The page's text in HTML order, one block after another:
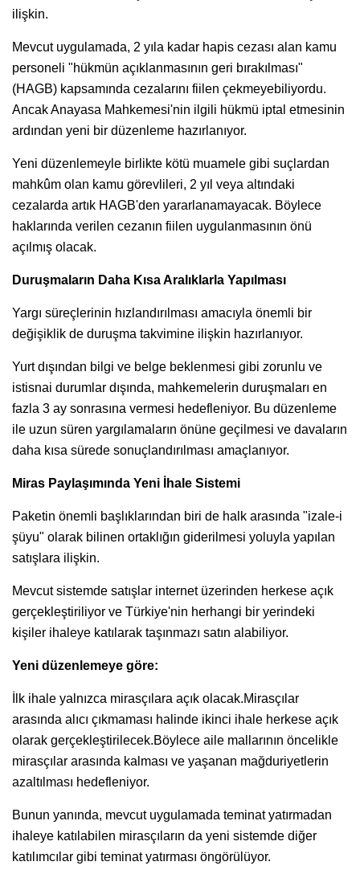
ilişkin.
Mevcut uygulamada, 2 yıla kadar hapis cezası alan kamu
personeli "hükmün açıklanmasının geri bırakılması"
(HAGB) kapsamında cezalarını fiilen çekmeyebiliyordu.
Ancak Anayasa Mahkemesi'nin ilgili hükmü iptal etmesinin
ardından yeni bir düzenleme hazırlanıyor.
Yeni düzenlemeyle birlikte kötü muamele gibi suçlardan
mahkûm olan kamu görevlileri, 2 yıl veya altındaki
cezalarda artık HAGB'den yararlanamayacak. Böylece
haklarında verilen cezanın fiilen uygulanmasının önü
açılmış olacak.
Duruşmaların Daha Kısa Aralıklarla Yapılması
Yargı süreçlerinin hızlandırılması amacıyla önemli bir
değişiklik de duruşma takvimine ilişkin hazırlanıyor.
Yurt dışından bilgi ve belge beklenmesi gibi zorunlu ve
istisnai durumlar dışında, mahkemelerin duruşmaları en
fazla 3 ay sonrasına vermesi hedefleniyor. Bu düzenleme
ile uzun süren yargılamaların önüne geçilmesi ve davaların
daha kısa sürede sonuçlandırılması amaçlanıyor.
Miras Paylaşımında Yeni İhale Sistemi
Paketin önemli başlıklarından biri de halk arasında "izale-i
şüyu" olarak bilinen ortaklığın giderilmesi yoluyla yapılan
satışlara ilişkin.
Mevcut sistemde satışlar internet üzerinden herkese açık
gerçekleştiriliyor ve Türkiye'nin herhangi bir yerindeki
kişiler ihaleye katılarak taşınmazı satın alabiliyor.
Yeni düzenlemeye göre:
İlk ihale yalnızca mirasçılara açık olacak.Mirasçılar
arasında alıcı çıkmaması halinde ikinci ihale herkese açık
olarak gerçekleştirilecek.Böylece aile mallarının öncelikle
mirasçılar arasında kalması ve yaşanan mağduriyetlerin
azaltılması hedefleniyor.
Bunun yanında, mevcut uygulamada teminat yatırmadan
ihaleye katılabilen mirasçıların da yeni sistemde diğer
katılımcılar gibi teminat yatırması öngörülüyor.